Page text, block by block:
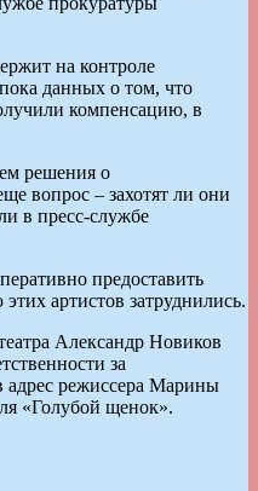
на контроле
данных о том, что
компенсацию, в
решения о
вопрос – захотят ли они
в пресс-службе
предоставить
артистов затруднились.
Александр Новиков
за
адрес режиссера Марины
«Голубой щенок».